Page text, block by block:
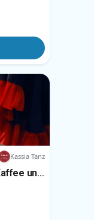
Kassia Tanz
Tanz & Torte – Kreistänze, Kaffee und Kuchen